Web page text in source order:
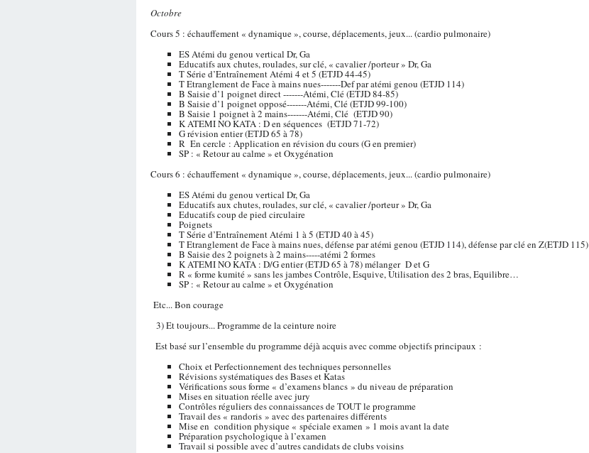
Octobre
Cours 5 : échauffement « dynamique », course, déplacements, jeux... (cardio pulmonaire)
ES Atémi du genou vertical Dr, Ga
Educatifs aux chutes, roulades, sur clé, « cavalier /porteur » Dr, Ga
T Série d’Entraînement Atémi 4 et 5 (ETJD 44-45)
T Etranglement de Face à mains nues-------Def par atémi genou (ETJD 114)
B Saisie d’1 poignet direct -------Atémi, Clé (ETJD 84-85)
B Saisie d’1 poignet opposé-------Atémi, Clé (ETJD 99-100)
B Saisie 1 poignet à 2 mains-------Atémi, Clé (ETJD 90)
K ATEMI NO KATA : D en séquences (ETJD 71-72)
G révision entier (ETJD 65 à 78)
R En cercle : Application en révision du cours (G en premier)
SP : « Retour au calme » et Oxygénation
Cours 6 : échauffement « dynamique », course, déplacements, jeux... (cardio pulmonaire)
ES Atémi du genou vertical Dr, Ga
Educatifs aux chutes, roulades, sur clé, « cavalier /porteur » Dr, Ga
Educatifs coup de pied circulaire
Poignets
T Série d’Entraînement Atémi 1 à 5 (ETJD 40 à 45)
T Etranglement de Face à mains nues, défense par atémi genou (ETJD 114), défense par clé en Z(ETJD 115)
B Saisie des 2 poignets à 2 mains-----atémi 2 formes
K ATEMI NO KATA : D/G entier (ETJD 65 à 78) mélanger D et G
R « forme kumité » sans les jambes Contrôle, Esquive, Utilisation des 2 bras, Equilibre…
SP : « Retour au calme » et Oxygénation
Etc... Bon courage
3) Et toujours... Programme de la ceinture noire
Est basé sur l’ensemble du programme déjà acquis avec comme objectifs principaux :
Choix et Perfectionnement des techniques personnelles
Révisions systématiques des Bases et Katas
Vérifications sous forme « d’examens blancs » du niveau de préparation
Mises en situation réelle avec jury
Contrôles réguliers des connaissances de TOUT le programme
Travail des « randoris » avec des partenaires différents
Mise en condition physique « spéciale examen » 1 mois avant la date
Préparation psychologique à l’examen
Travail si possible avec d’autres candidats de clubs voisins